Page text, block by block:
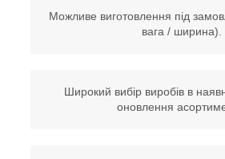
Можливе виготовлення під
вага / ширина).
Широкий вибір виробів в
оновлення